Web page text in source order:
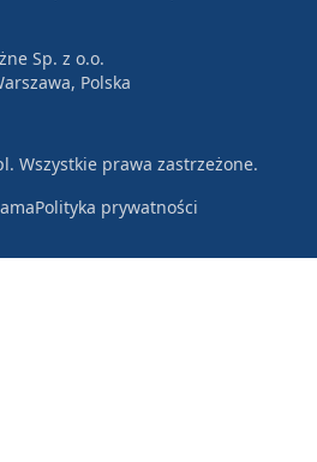
Sp. z o.o.
Polska
Wszystkie prawa zastrzeżone.
Polityka prywatności